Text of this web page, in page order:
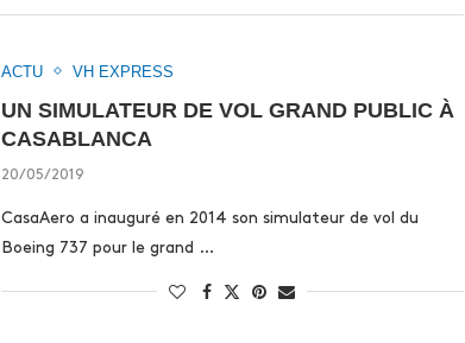
ACTU VH EXPRESS
UN SIMULATEUR DE VOL GRAND PUBLIC À
CASABLANCA
20/05/2019
CasaAero a inauguré en 2014 son simulateur de vol du
Boeing 737 pour le grand …